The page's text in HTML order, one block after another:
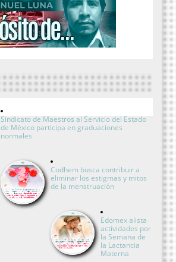
Sindicato de Maestros al Servicio del Estado
de México participa en graduaciones
normales
Codhem busca contribuir a
eliminar los estigmas y mitos
de la menstruación
Edomex alista
actividades por
la Semana de
la Lactancia
Materna